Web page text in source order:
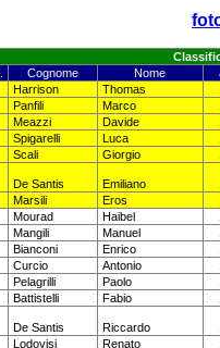
Cognome Nome
Harrison Thomas
Panfili Marco
Meazzi Davide
Spigarelli Luca
Scali Giorgio
De Santis Emiliano
Marsili Eros
Mourad Haibel
Mangili Manuel
Bianconi Enrico
Curcio Antonio
Pelagrilli Paolo
Battistelli Fabio
De Santis Riccardo
Lodovisi Renato